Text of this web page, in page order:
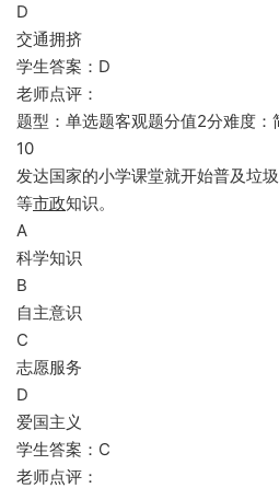
D
交通拥挤
学生答案：D
老师点评：
题型：单选题客观题分值2分难度：
10
发达国家的小学课堂就开始普及垃圾
等市政知识。
A
科学知识
B
自主意识
C
志愿服务
D
爱国主义
学生答案：C
老师点评：